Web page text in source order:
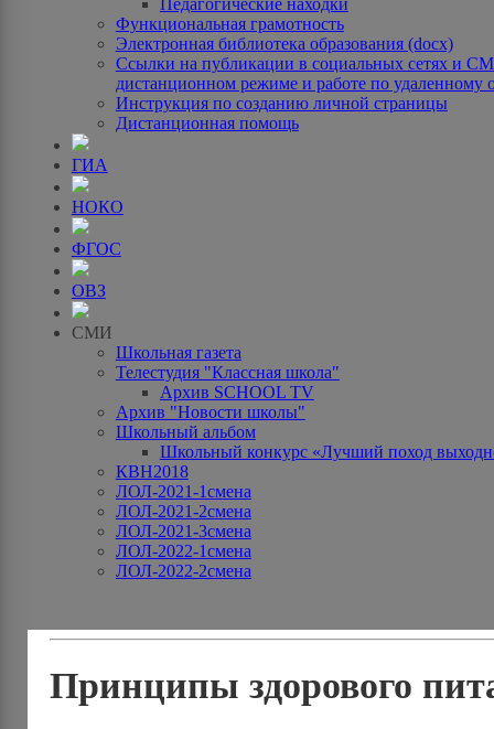
Педагогические находки
Функциональная грамотность
Электронная библиотека образования (docx)
Ссылки на публикации в социальных сетях и
дистанционном режиме и работе по удаленному
Инструкция по созданию личной страницы
Дистанционная помощь
ГИА
НОКО
ФГОС
ОВЗ
СМИ
Школьная газета
Телестудия "Классная школа"
Архив SCHOOL TV
Архив "Новости школы"
Школьный альбом
Школьный конкурс «Лучший поход
КВН2018
ЛОЛ-2021-1смена
ЛОЛ-2021-2смена
ЛОЛ-2021-3смена
ЛОЛ-2022-1смена
ЛОЛ-2022-2смена
Принципы здорового